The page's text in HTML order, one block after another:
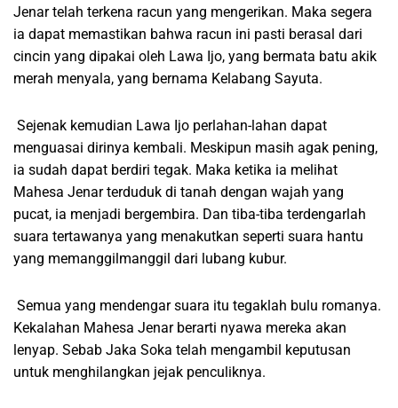
Jenar telah terkena racun yang mengerikan. Maka segera
ia dapat memastikan bahwa racun ini pasti berasal dari
cincin yang dipakai oleh Lawa Ijo, yang bermata batu akik
merah menyala, yang bernama Kelabang Sayuta.
Sejenak kemudian Lawa Ijo perlahan-lahan dapat
menguasai dirinya kembali. Meskipun masih agak pening,
ia sudah dapat berdiri tegak. Maka ketika ia melihat
Mahesa Jenar terduduk di tanah dengan wajah yang
pucat, ia menjadi bergembira. Dan tiba-tiba terdengarlah
suara tertawanya yang menakutkan seperti suara hantu
yang memanggilmanggil dari lubang kubur.
Semua yang mendengar suara itu tegaklah bulu romanya.
Kekalahan Mahesa Jenar berarti nyawa mereka akan
lenyap. Sebab Jaka Soka telah mengambil keputusan
untuk menghilangkan jejak penculiknya.